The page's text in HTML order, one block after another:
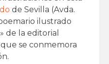
de Sevilla (Avda.
ilustrado
de la editorial
se conmemora